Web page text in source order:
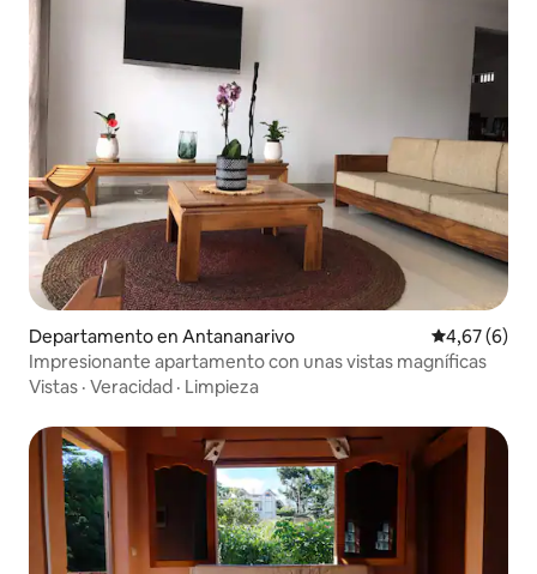
Departamento en Antananarivo Calificación
4,67 (6)
Impresionante apartamento con unas vistas magníficas
Vistas · Veracidad · Limpieza